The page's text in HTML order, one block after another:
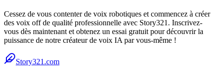
Cessez de vous contenter de voix robotiques et commencez à créer
des voix off de qualité professionnelle avec Story321. Inscrivez-
vous dès maintenant et obtenez un essai gratuit pour découvrir la
puissance de notre créateur de voix IA par vous-même !
Story321.com